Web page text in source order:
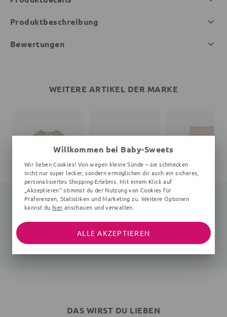
Produktbeschreibung
Bewertungen
WEITERE ARTIKEL DER MARKE
Langarmbody
Unifarben, beige
26,91 €
Print
25,35 € 27,90 €
Babyhose
Unifarben, rosa
24,90 €
DAS WIRST DU LIEBEN
Willkommen bei Baby-Sweets
Wir lieben Cookies! Von wegen kleine Sünde – sie schmecken
nicht nur super lecker, sondern ermöglichen dir auch ein sicheres,
personalisiertes Shopping-Erlebnis. Mit einem Klick auf
„Akzeptieren“ stimmst du der Nutzung von Cookies für
Präferenzen, Statistiken und Marketing zu. Weitere Optionen
kannst du hier anschauen und verwalten.
ALLE AKZEPTIEREN